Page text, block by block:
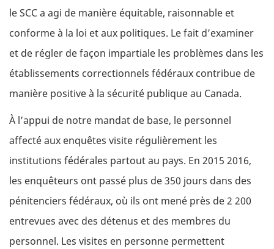
le SCC a agi de manière équitable, raisonnable et
conforme à la loi et aux politiques. Le fait d’examiner
et de régler de façon impartiale les problèmes dans les
établissements correctionnels fédéraux contribue de
manière positive à la sécurité publique au Canada.
À l’appui de notre mandat de base, le personnel
affecté aux enquêtes visite régulièrement les
institutions fédérales partout au pays. En 2015 2016,
les enquêteurs ont passé plus de 350 jours dans des
pénitenciers fédéraux, où ils ont mené près de 2 200
entrevues avec des détenus et des membres du
personnel. Les visites en personne permettent